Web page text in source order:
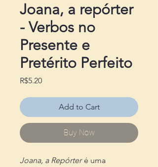
Joana, a repórter
- Verbos no
Presente e
Pretérito Perfeito
R$5.20Price
Add to Cart
Buy Now
Joana, a Repórteré uma